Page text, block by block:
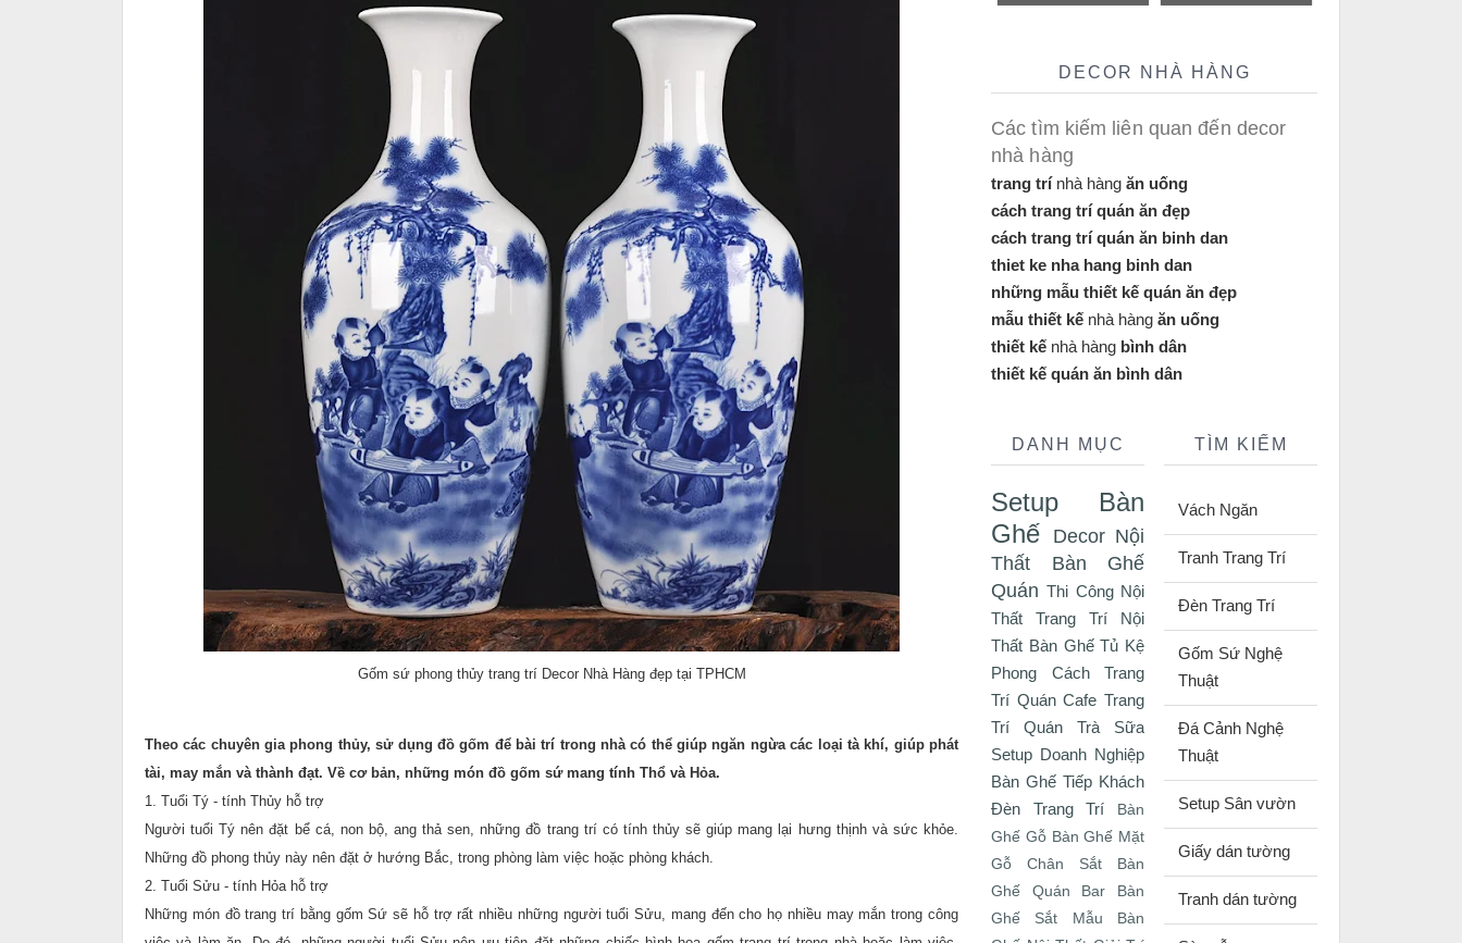
Gốm sứ phong thủy trang trí Decor Nhà Hàng đẹp tại TPHCM
Theo các chuyên gia phong thủy, sử dụng đồ gốm để bài trí trong nhà có thể giúp ngăn ngừa các loại tà khí, giúp phát
tài, may mắn và thành đạt. Về cơ bản, những món đồ gốm sứ mang tính Thổ và Hỏa.
1. Tuổi Tý - tính Thủy hỗ trợ
Người tuổi Tý nên đặt bể cá, non bộ, ang thả sen, những đồ trang trí có tính thủy sẽ giúp mang lại hưng thịnh và sức khỏe.
Những đồ phong thủy này nên đặt ở hướng Bắc, trong phòng làm việc hoặc phòng khách.
2. Tuổi Sửu - tính Hỏa hỗ trợ
Những món đồ trang trí bằng gốm Sứ sẽ hỗ trợ rất nhiều những người tuổi Sửu, mang đến cho họ nhiều may mắn trong công
bố GLM12B-ghế tiếp
tại Tp.HCM
khẩu GLM117- ghế
Tp.HCM
DECOR NHÀ HÀNG
Các tìm kiếm liên quan đến decor
nhà hàng
trang trínhà hàng ăn uống
cách trang trí quán ăn đẹp
cách trang trí quán ăn binh dan
thiet ke nha hang binh dan
những mẫu thiết kế quán ăn đẹp
mẫu thiết kế nhà hàng ăn uống
thiết kế nhà hàng bình dân
thiết kế quán ăn bình dân
DANH MỤC
Setup Bàn
Ghế
Decor Nội
Thất
Bàn Ghế
Quán Thi Công Nội
Thất
Trang Trí Nội
Thất Bàn Ghế Tủ Kệ
Phong Cách
Trang
Trí Quán Cafe Trang
Trí Quán Trà Sữa
Setup Doanh Nghiệp
Bàn Ghế Tiếp Khách
Đèn Trang Trí
Bàn
Ghế Gỗ Bàn Ghế Mặt
Gỗ Chân Sắt
Bàn
Ghế Quán Bar
Bàn
Ghế Sắt
Mẫu Bàn
TÌM KIẾM
Vách Ngăn
Tranh Trang Trí
Đèn Trang Trí
Gốm Sứ Nghệ
Thuật
Đá Cảnh Nghệ
Thuật
Setup Sân vườn
Giấy dán tường
Tranh dán tường